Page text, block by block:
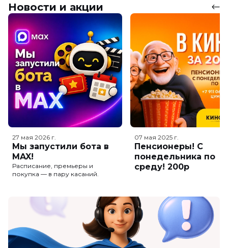
Новости и акции
27 мая 2026 г.
Мы запустили бота в
MAX!
Расписание, премьеры и
покупка — в пару касаний.
07 мая 2025 г.
Пенсионеры! С
понедельника по
среду! 200р